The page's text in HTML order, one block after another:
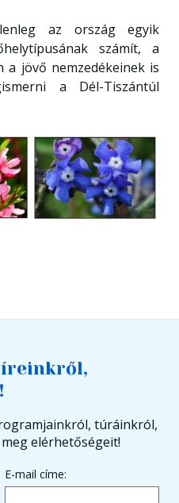
az ország egyik
számít, a
a jövő nemzedékeinek is
a Dél-Tiszántúl
túráinkról,
elérhetőségeit!
E-mail címe: